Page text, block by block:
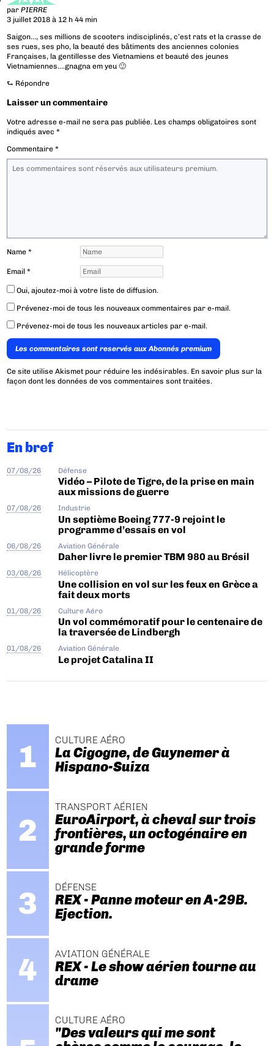
parPIERRE
3 juillet 2018 à 12 h 44 min
Saigon…, ses millions de scooters indisciplinés, c’est rats et la crasse de
ses rues, ses pho, la beauté des bâtiments des anciennes colonies
Françaises, la gentillesse des Vietnamiens et beauté des jeunes
Vietnamiennes….gnagna em yeu 🙂
⮑ Répondre
Laisser un commentaire
Votre adresse e-mail ne sera pas publiée. Les champs obligatoires sont
indiqués avec*
Commentaire*
Name*
Email*
Oui, ajoutez-moi à votre liste de diffusion.
Prévenez-moi de tous les nouveaux commentaires par e-mail.
Prévenez-moi de tous les nouveaux articles par e-mail.
Les commentaires sont reservés aux Abonnés premium
Ce site utilise Akismet pour réduire les indésirables. En savoir plus sur la
façon dont les données de vos commentaires sont traitées.
En bref
07/08/26 Défense
Vidéo – Pilote de Tigre, de la prise en main
aux missions de guerre
07/08/26 Industrie
Un septième Boeing 777-9 rejoint le
programme d’essais en vol
06/08/26 Aviation Générale
Daher livre le premier TBM 980 au Brésil
03/08/26 Hélicoptère
Une collision en vol sur les feux en Grèce a
fait deux morts
01/08/26 Culture Aéro
Un vol commémoratif pour le centenaire de
la traversée de Lindbergh
01/08/26 Aviation Générale
Le projet Catalina II
CULTURE AÉRO
La Cigogne, de Guynemer à
Hispano-Suiza
TRANSPORT AÉRIEN
EuroAirport, à cheval sur trois
frontières, un octogénaire en
grande forme
DÉFENSE
REX - Panne moteur en A-29B.
Ejection.
AVIATION GÉNÉRALE
REX - Le show aérien tourne au
drame
CULTURE AÉRO
"Des valeurs qui me sont